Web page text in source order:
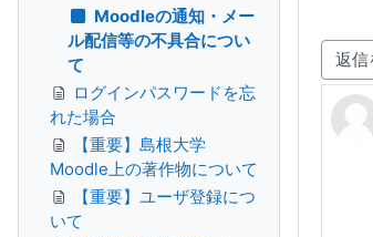
表示
Moodleの通知・メー
ル配信等の不具合につい
て
ログインパスワードを忘
れた場合
【重要】島根大学
Moodle上の著作物について
【重要】ユーザ登録につ
いて